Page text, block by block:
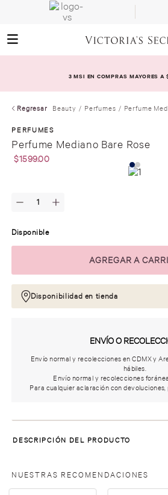
3 MSI EN COMPRAS MAYORES A
Regresar Beauty Perfumes Perfume
PERFUMES
Perfume Mediano Bare Rose
$1599.00
Disponible
Disponibilidad en tienda
ENVÍO O
Envío normal y recolecciones en CDMX y
hábiles.
Envío normal y recolecciones
Para cualquier aclaración con
DESCRIPCIÓN DEL PRODUCTO
NUESTRAS RECOMENDACIONES